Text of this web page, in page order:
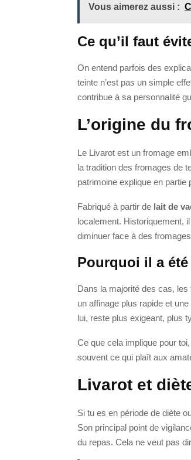
Vous aimerez aussi :
Ce qu’il faut
On entend parfois des
teinte n’est pas un simple
contribue à sa personnalité
L’origine du
Le Livarot est un fromage
la tradition des fromages de
patrimoine explique en partie
Fabriqué à partir de lait de
localement. Historiquement,
diminuer face à des
Pourquoi il a été
Dans la majorité des cas,
un affinage plus rapide et
lui, reste plus exigeant, plus
Ce que cela implique pour
souvent ce qui plaît aux
Livarot et
Si tu es en période de diète
Son principal point de
du repas. Cela ne veut pas